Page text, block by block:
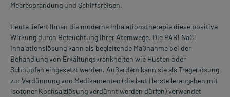
Meeresbrandung und Schiffsreisen.
Heute liefert Ihnen die moderne Inhalationstherapie diese positive
Wirkung durch Befeuchtung Ihrer Atemwege. Die PARI NaCl
Inhalationslösung kann als begleitende Maßnahme bei der
Behandlung von Erkältungskrankheiten wie Husten oder
Schnupfen eingesetzt werden. Außerdem kann sie als Trägerlösung
zur Verdünnung von Medikamenten (die laut Herstellerangaben mit
isotoner Kochsalzlösung verdünnt werden dürfen) verwendet